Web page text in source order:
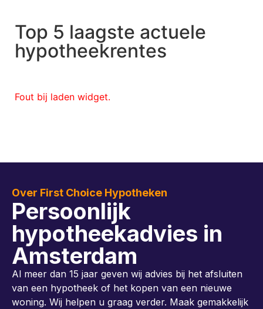
Top 5 laagste actuele
hypotheekrentes
Fout bij laden widget.
Over First Choice Hypotheken
Persoonlijk
hypotheekadvies in
Amsterdam
Al meer dan 15 jaar geven wij advies bij het afsluiten
van een hypotheek of het kopen van een nieuwe
woning. Wij helpen u graag verder. Maak gemakkelijk